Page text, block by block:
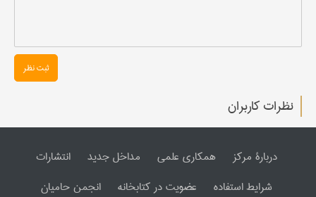
ثبت نظر
نظرات کاربران
دربارۀ مرکز همکاری علمی مداخل جدید
انتشارات
شرایط استفاده
عضویت در کتابخانه انجمن حامیان